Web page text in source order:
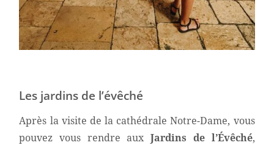
Les jardins de l’évêché
Après la visite de la cathédrale Notre-Dame, vous
pouvez vous rendre auxJardins de l’Évêché,